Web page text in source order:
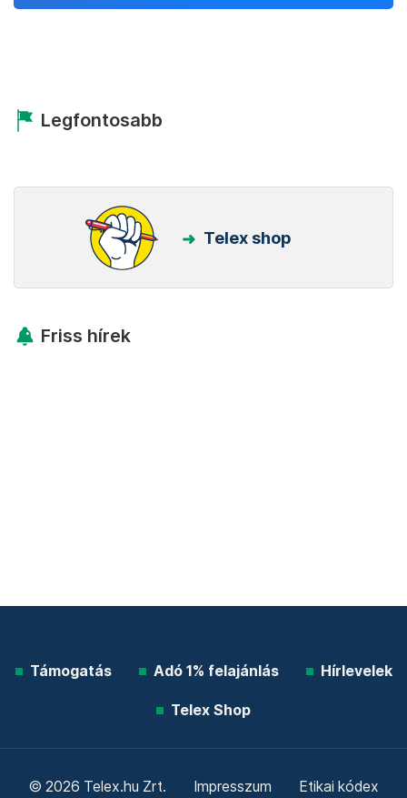
Legfontosabb
Telex shop
Friss hírek
Támogatás Adó 1% felajánlás Hírlevelek
Telex Shop
© 2026 Telex.hu Zrt. Impresszum Etikai kódex